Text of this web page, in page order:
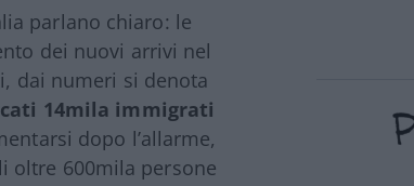
parlano chiaro: le
dei nuovi arrivi nel
dai numeri si denota
14mila immigrati
dopo l’allarme,
oltre 600mila persone